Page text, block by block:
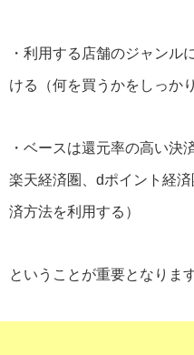
・利用する店舗のジャンル
ける（何を買うかをしっか
・ベースは還元率の高い決
楽天経済圏、dポイント経
済方法を利用する）
ということが重要となります